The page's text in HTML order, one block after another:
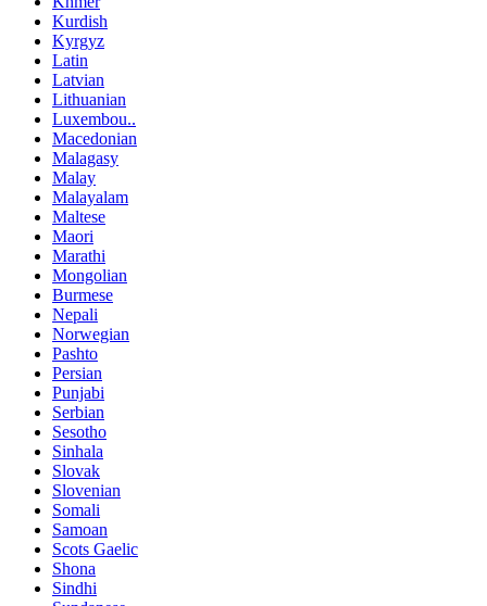
Kurdish
Kyrgyz
Latin
Latvian
Lithuanian
Luxembou..
Macedonian
Malagasy
Malay
Malayalam
Maltese
Maori
Marathi
Mongolian
Burmese
Nepali
Norwegian
Pashto
Persian
Punjabi
Serbian
Sesotho
Sinhala
Slovak
Slovenian
Somali
Samoan
Scots Gaelic
Shona
Sindhi